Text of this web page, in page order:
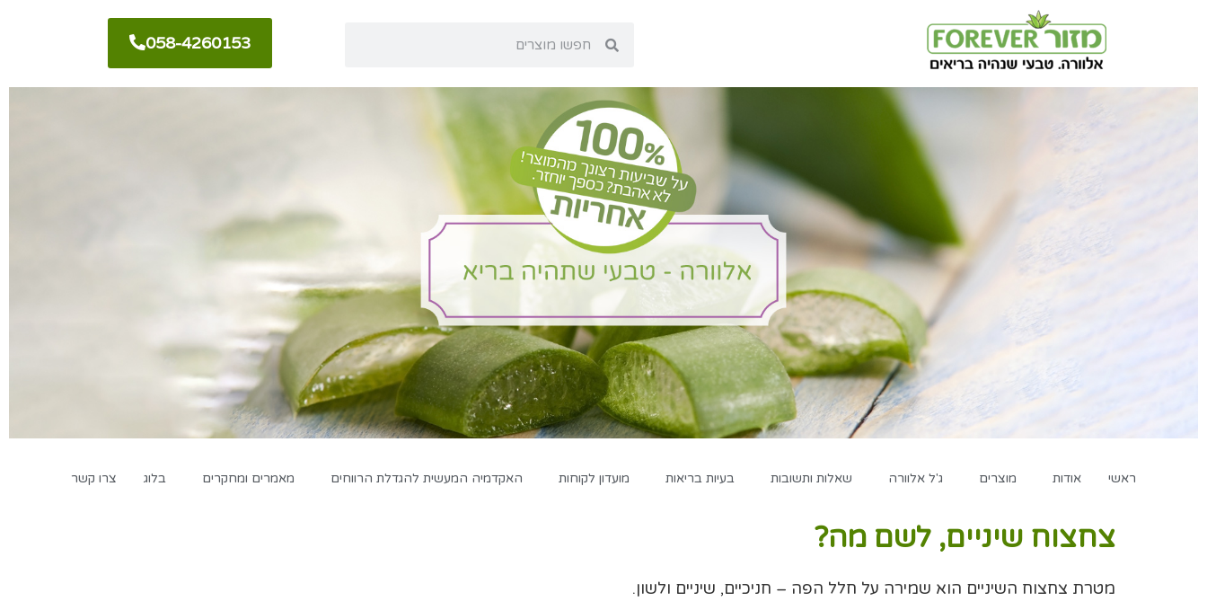
058-4260153
ראשי אודות מוצרים ג'ל אלוורה שאלות ותשובות בעיות בריאות מועדון לקוחות האקדמיה המעשית להגדלת הרווחים מאמרים ומחקרים בלוג צרו קשר
צחצוח שיניים, לשם מה?
מטרת צחצוח השיניים הוא שמירה על חלל הפה – חניכיים, שיניים ולשון.